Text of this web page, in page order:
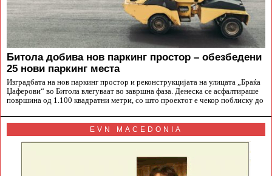
Битола добива нов паркинг простор – обезбедени
25 нови паркинг места
Изградбата на нов паркинг простор и реконструкцијата на улицата „Браќа
Џаферови“ во Битола влегуваат во завршна фаза. Денеска се асфалтираше
површина од 1.100 квадратни метри, со што проектот е чекор поблиску до
EVN MACEDONIA